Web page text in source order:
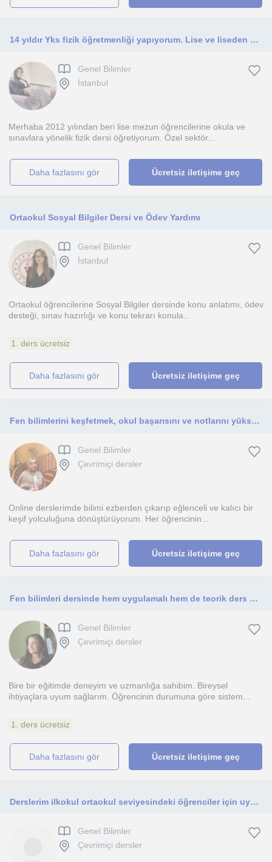
14 yıldır Yks fizik öğretmenliği yapıyorum. Lise ve liseden mezun öğrencilerle sınıf ortamında, Online ve yüz yüze ders vermekteyi
Genel Bilimler
İstanbul
Merhaba 2012 yılından beri lise mezun öğrencilerine okula ve
sınavlara yönelik fizik dersi öğretiyorum. Özel sektör...
daha fazlasını gör Ücretsiz iletişime geç
Ortaokul Sosyal Bilgiler Dersi ve Ödev Yardımı
Genel Bilimler
İstanbul
Ortaokul öğrencilerine Sosyal Bilgiler dersinde konu anlatımı, ödev
desteği, sınav hazırlığı ve konu tekrarı konula...
1. ders ücretsiz
daha fazlasını gör Ücretsiz iletişime geç
Fen bilimlerini keşfetmek, okul başarısını ve notlarını yükseltmek isteyen tüm ortaokul öğrencilerine yönelik online ders.
Genel Bilimler
Çevrimiçi dersler
Online derslerimde bilimi ezberden çıkarıp eğlenceli ve kalıcı bir
keşif yolculuğuna dönüştürüyorum. Her öğrencinin...
daha fazlasını gör Ücretsiz iletişime geç
Fen bilimleri dersinde hem uygulamalı hem de teorik ders seçeneğimiz vardır.
Genel Bilimler
Çevrimiçi dersler
Bire bir eğitimde deneyim ve uzmanlığa sahibim. Bireysel
ihtiyaçlara uyum sağlarım. Öğrencinin durumuna göre sistem...
1. ders ücretsiz
daha fazlasını gör Ücretsiz iletişime geç
Derslerim ilkokul ortaokul seviyesindeki öğrenciler için uygundur. Derslerimi online platformlar üzerinden sürdürmeyi düşünüyorum
Genel Bilimler
Çevrimiçi dersler